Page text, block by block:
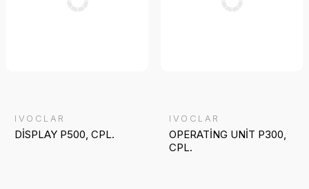
IVOCLAR
DİSPLAY P500, CPL.
IVOCLAR
OPERATİNG UNİT P300,
CPL.